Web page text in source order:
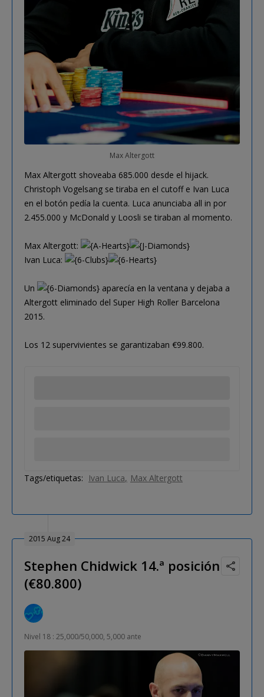
Max Altergott
Max Altergott shoveaba 685.000 desde el hijack.
Christoph Vogelsang se tiraba en el cutoff e Ivan Luca
en el botón pedía la cuenta. Luca anunciaba all in por
2.455.000 y McDonald y Loosli se tiraban al momento.
Max Altergott:
Ivan Luca:
Un
aparecía en la ventana y dejaba a
Altergott eliminado del Super High Roller Barcelona
2015.
Los 12 supervivientes se garantizaban €99.800.
Tags/etiquetas: Ivan Luca Max Altergott
2015 Aug 24
Stephen Chidwick 14.ª posición
(€80.800)
Nivel 18 : 25,000/50,000, 5,000 ante